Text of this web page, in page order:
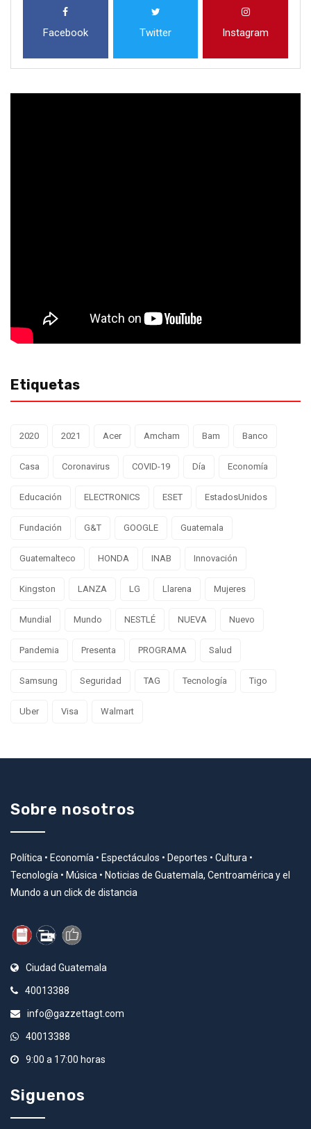
Facebook Twitter Instagram
Etiquetas
2020 2021 Acer Amcham Bam Banco
Casa Coronavirus COVID-19 Día Economía
Educación ELECTRONICS ESET EstadosUnidos
Fundación G&T GOOGLE Guatemala
Guatemalteco HONDA INAB Innovación
Kingston LANZA LG Llarena Mujeres
Mundial Mundo NESTLÉ NUEVA Nuevo
Pandemia Presenta PROGRAMA Salud
Samsung Seguridad TAG Tecnología Tigo
Uber Visa Walmart
Sobre nosotros
Política • Economía • Espectáculos • Deportes • Cultura •
Tecnología • Música • Noticias de Guatemala, Centroamérica y el
Mundo a un click de distancia
Ciudad Guatemala
40013388
info@gazzettagt.com
40013388
9:00 a 17:00 horas
Siguenos